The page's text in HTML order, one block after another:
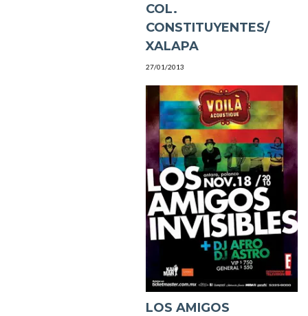
COL.
CONSTITUYENTES/
XALAPA
27/01/2013
LOS AMIGOS